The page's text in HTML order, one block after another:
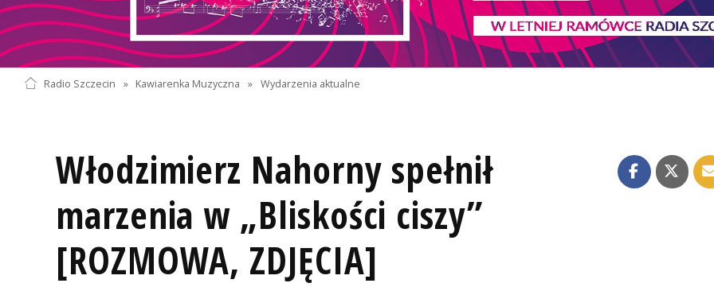
Radio Szczecin » Kawiarenka Muzyczna » Wydarzenia aktualne
Włodzimierz Nahorny spełnił
marzenia w „Bliskości ciszy”
[ROZMOWA, ZDJĘCIA]